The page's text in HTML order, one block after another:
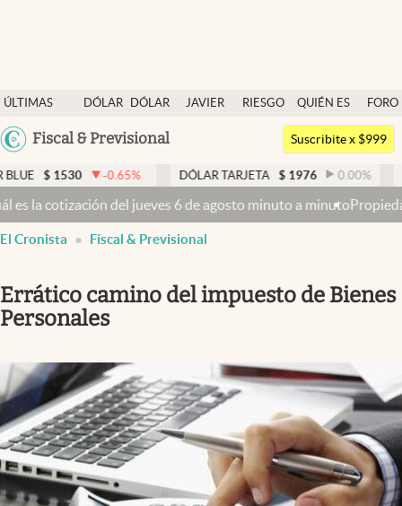
ÚLTIMAS
NOTICIAS
DÓLAR
DÓLAR
JAVIER
RIESGO
QUIÉN ES
QUIÉN
FORO
Argentina
México
Fiscal & Previsional
Dólar
Members
Economía y Política
Finanzas y Mercados
Mercados Online
Columnistas
Apertura
Infotechnology
Clase
Clima
Suscribite x $999
-0.65% DÓLAR TARJETA $ 1976 0.00 % DÓLAR MEP
6 de agosto minuto a minutoPropiedad privada: mientras el
El Cronista Fiscal & Previsional
Errático camino del impuesto de Bienes
Personales